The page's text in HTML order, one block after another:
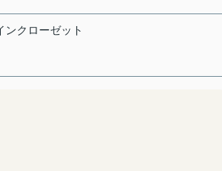
ンクローゼット